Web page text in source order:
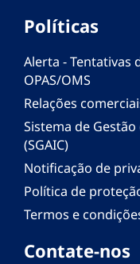
Políticas
Alerta - Tentativas
OPAS/OMS
Relações
Sistema de
(SGAIC)
Notificação de
Política de
Termos e
Contate-nos